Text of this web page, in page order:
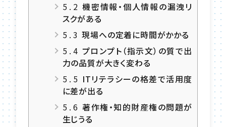
5.2 機密情報・個人情報の漏洩リ
スクがある
5.3 現場への定着に時間がかかる
5.4 プロンプト（指示文）の質で出
力の品質が大きく変わる
5.5 ITリテラシーの格差で活用度
に差が出る
5.6 著作権・知的財産権の問題が
生じうる